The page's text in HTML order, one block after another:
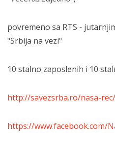
povremeno sa RTS -
"Srbija na vezi"
10 stalno zaposlenih i 10
http://savezsrba.ro/nasa-
https://www.facebook.com/